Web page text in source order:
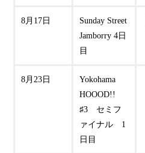
8月17日
Sunday Street
Jamborry 4日
目
8月23日
Yokohama
HOOOD!!
♯3 セミフ
ァイナル 1
日目